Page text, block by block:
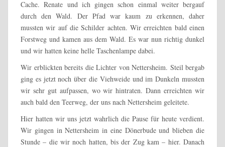
Cache. Renate und ich gingen schon einmal weiter bergauf
durch den Wald. Der Pfad war kaum zu erkennen, daher
mussten wir auf die Schilder achten. Wir erreichten bald einen
Forstweg und kamen aus dem Wald. Es war nun richtig dunkel
und wir hatten keine helle Taschenlampe dabei.
Wir erblickten bereits die Lichter von Nettersheim. Steil bergab
ging es jetzt noch über die Viehweide und im Dunkeln mussten
wir sehr gut aufpassen, wo wir hintraten. Dann erreichten wir
auch bald den Teerweg, der uns nach Nettersheim geleitete.
Hier hatten wir uns jetzt wahrlich die Pause für heute verdient.
Wir gingen in Nettersheim in eine Dönerbude und blieben die
Stunde – die wir noch hatten, bis der Zug kam – hier. Danach